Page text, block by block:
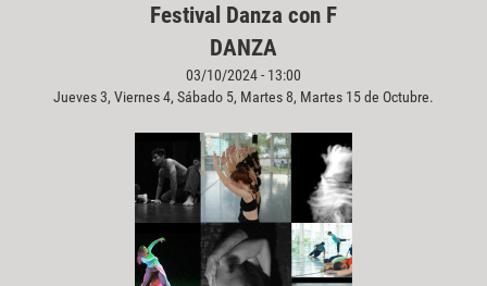
Festival Danza con F
DANZA
03/10/2024 - 13:00
Jueves 3, Viernes 4, Sábado 5, Martes 8, Martes 15 de Octubre.